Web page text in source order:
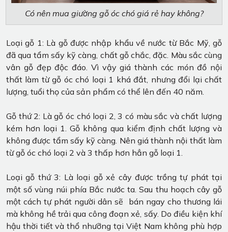
Có nên mua giường gỗ óc chó giá rẻ hay không?
Loại gỗ 1: Là gỗ được nhập khẩu về nước từ Bắc Mỹ, gỗ
đã qua tẩm sấy kỹ càng, chất gỗ chắc, đặc. Màu sắc cùng
vân gỗ đẹp độc đáo. Vì vậy giá thành các món đồ nội
thất làm từ gỗ óc chó loại 1 khá đắt, nhưng đổi lại chất
lượng, tuổi thọ của sản phẩm có thể lên đến 40 năm.
Gỗ thứ 2: Là gỗ óc chó loại 2, 3 có màu sắc và chất lượng
kém hơn loại 1. Gỗ không qua kiểm định chất lượng và
không được tẩm sấy kỹ càng. Nên giá thành nội thất làm
từ gỗ óc chó loại 2 và 3 thấp hơn hẳn gỗ loại 1.
Loại gỗ thứ 3: Là loại gỗ xẻ cây được trồng tự phát tại
một số vùng núi phía Bắc nước ta. Sau thu hoạch cây gỗ
một cách tự phát người dân sẽ bán ngay cho thương lái
mà không hề trải qua công đoạn xẻ, sấy. Do điều kiện khí
hậu thời tiết và thổ nhưỡng tại Việt Nam không phù hợp